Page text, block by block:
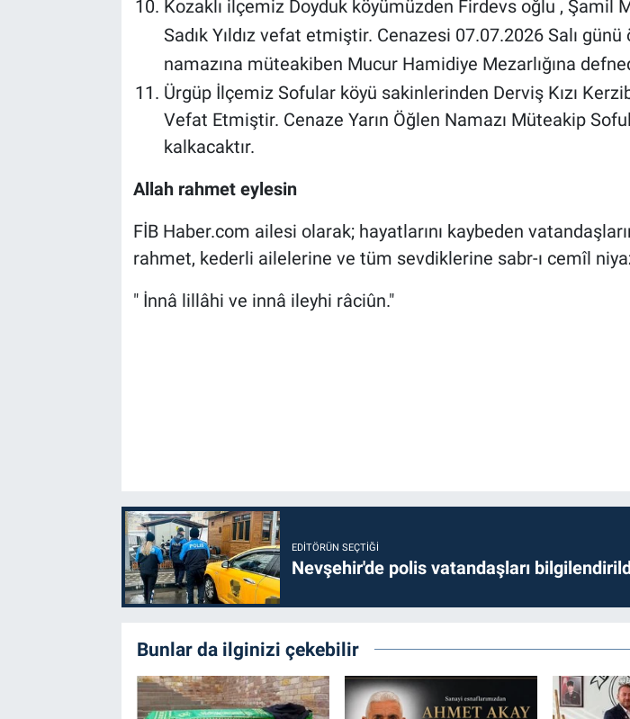
Kozaklı ilçemiz Doyduk köyümüzden Firdevs oğlu , Şamil
Sadık Yıldız vefat etmiştir. Cenazesi 07.07.2026 Salı günü
namazına müteakiben Mucur Hamidiye Mezarlığına
Ürgüp İlçemiz Sofular köyü sakinlerinden Derviş Kızı
Vefat Etmiştir. Cenaze Yarın Öğlen Namazı Müteakip
kalkacaktır.
Allah rahmet eylesin
FİB Haber.com ailesi olarak; hayatlarını kaybeden
rahmet, kederli ailelerine ve tüm sevdiklerine sabr-ı cemîl
" İnnâ lillâhi ve innâ ileyhi râciûn."
EDITÖRÜN SEÇTIĞI
Nevşehir'de polis vatandaşları
Bunlar da ilginizi çekebilir